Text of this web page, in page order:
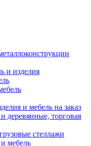
и изделия
и мебель на заказ
деревянные, торговая
стеллажи
мебель